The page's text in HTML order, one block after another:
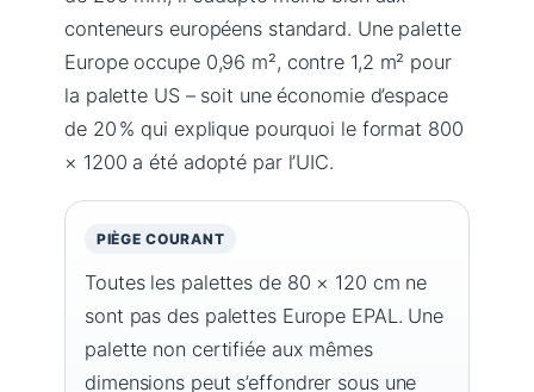
conteneurs européens standard. Une palette
Europe occupe 0,96 m², contre 1,2 m² pour
la palette US – soit une économie d’espace
de 20 % qui explique pourquoi le format 800
× 1200 a été adopté par l’UIC.
PIÈGE COURANT
Toutes les palettes de 80 × 120 cm ne
sont pas des palettes Europe EPAL. Une
palette non certifiée aux mêmes
dimensions peut s’effondrer sous une